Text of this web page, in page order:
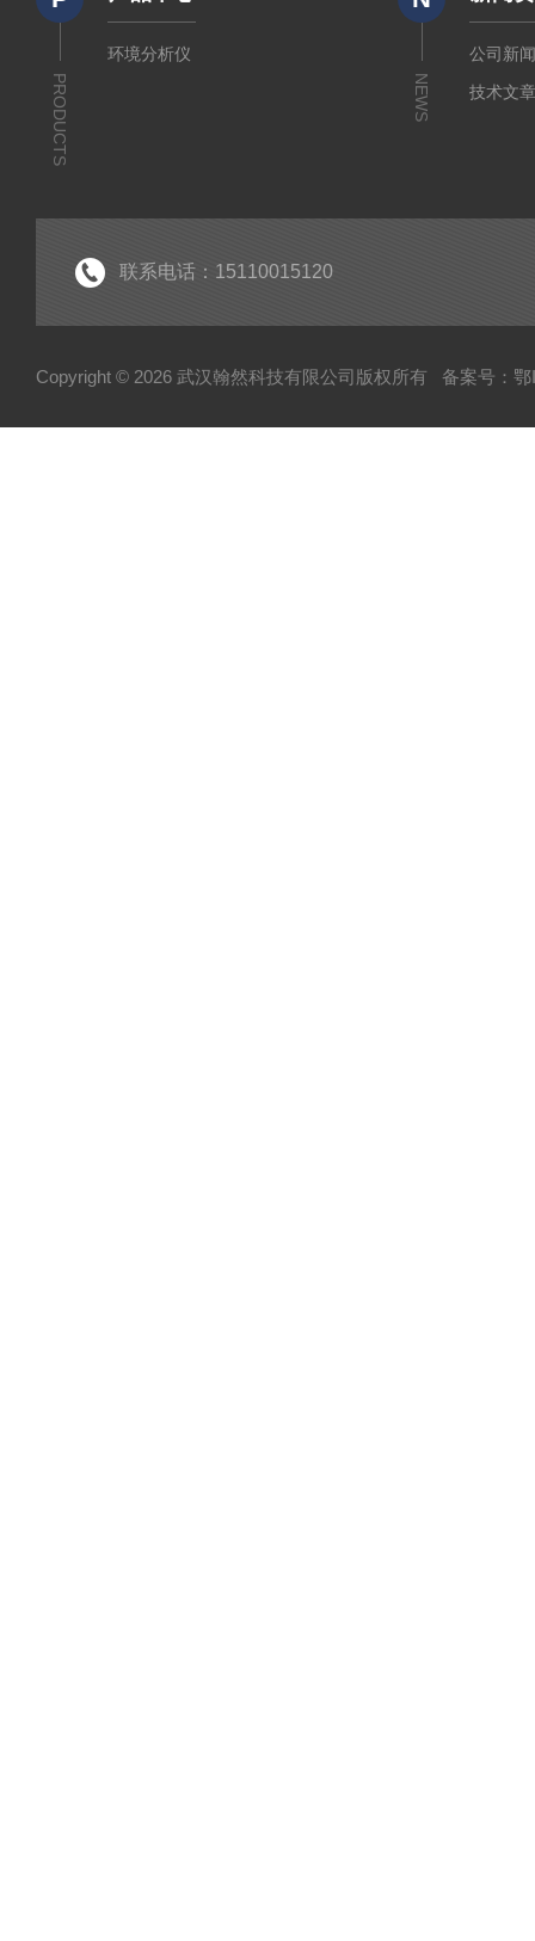
PRODUCTS
环境分析仪
NEWS
公司新
技术文
联系电话：15110015120
Copyright © 2026 武汉翰然科技有限公司版权所有 备案号：